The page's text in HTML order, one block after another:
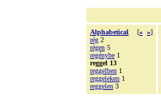
Alphabetical [« »]
rég 2
régen 5
regénybe 1
reggel 13
reggelben 1
reggeleken 1
reggelen 3